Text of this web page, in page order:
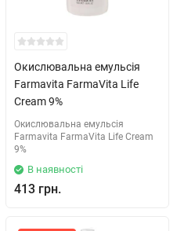
Окислювальна емульсія
Farmavita FarmaVita Life
Cream 9%
Окислювальна емульсія
Farmavita FarmaVita Life Cream
9%
В наявності
413 грн.